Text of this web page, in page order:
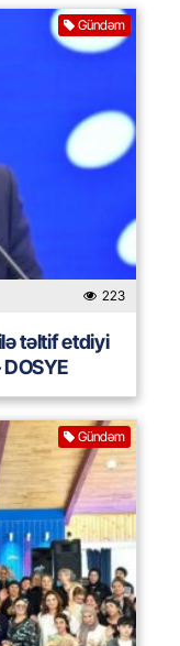
Gündəm
223
təltif etdiyi
Gündəm